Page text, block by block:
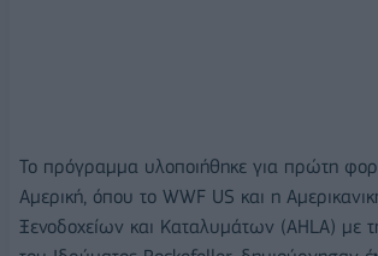
Το πρόγραμμα υλοποιήθηκε για πρώτη
Αμερική, όπου το WWF US και η
Ξενοδοχείων και Καταλυμάτων (AHLA) με